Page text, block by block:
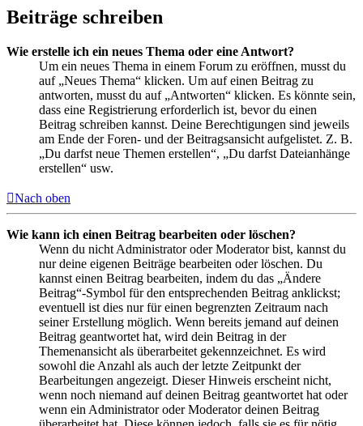
Beiträge schreiben
Wie erstelle ich ein neues Thema oder eine Antwort?
Um ein neues Thema in einem Forum zu eröffnen, musst du
auf „Neues Thema“ klicken. Um auf einen Beitrag zu
antworten, musst du auf „Antworten“ klicken. Es könnte sein,
dass eine Registrierung erforderlich ist, bevor du einen
Beitrag schreiben kannst. Deine Berechtigungen sind jeweils
am Ende der Foren- und der Beitragsansicht aufgelistet. Z. B.
„Du darfst neue Themen erstellen“, „Du darfst Dateianhänge
erstellen“ usw.
Nach oben
Wie kann ich einen Beitrag bearbeiten oder löschen?
Wenn du nicht Administrator oder Moderator bist, kannst du
nur deine eigenen Beiträge bearbeiten oder löschen. Du
kannst einen Beitrag bearbeiten, indem du das „Ändere
Beitrag“-Symbol für den entsprechenden Beitrag anklickst;
eventuell ist dies nur für einen begrenzten Zeitraum nach
seiner Erstellung möglich. Wenn bereits jemand auf deinen
Beitrag geantwortet hat, wird dein Beitrag in der
Themenansicht als überarbeitet gekennzeichnet. Es wird
sowohl die Anzahl als auch der letzte Zeitpunkt der
Bearbeitungen angezeigt. Dieser Hinweis erscheint nicht,
wenn noch niemand auf deinen Beitrag geantwortet hat oder
wenn ein Administrator oder Moderator deinen Beitrag